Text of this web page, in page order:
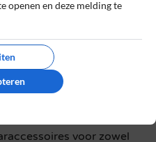
klanten
gecontroleerd
voor zowel
openen en deze melding te